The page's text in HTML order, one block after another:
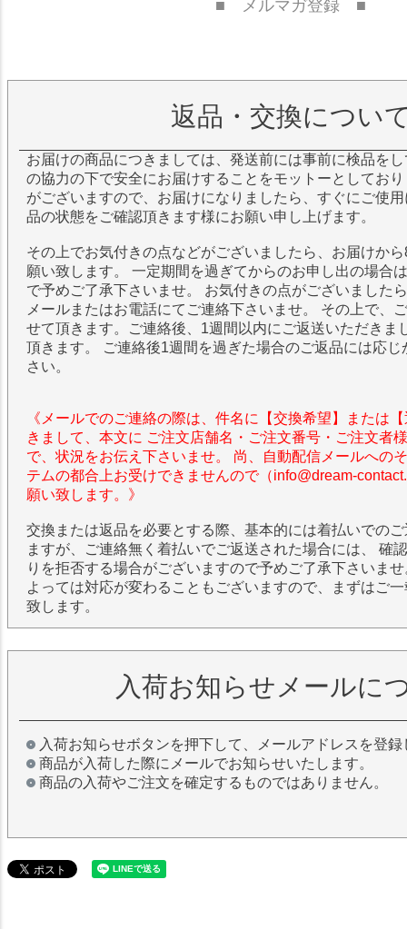
■ メルマガ登録 ■
返品・交換につい
お届けの商品につきましては、発送前には事前に検品を
の協力の下で安全にお届けすることをモットーとしてお
がございますので、お届けになりましたら、すぐにご使
品の状態をご確認頂きます様にお願い申し上げます。
その上でお気付きの点などがございましたら、お届けか
願い致します。 一定期間を過ぎてからのお申し出の場合
で予めご了承下さいませ。 お気付きの点がございました
メールまたはお電話にてご連絡下さいませ。 その上で、
せて頂きます。ご連絡後、1週間以内にご返送いただきま
頂きます。 ご連絡後1週間を過ぎた場合のご返品には応
さい。
《メールでのご連絡の際は、件名に【交換希望】または
きまして、本文に ご注文店舗名・ご注文番号・ご注文者
で、状況をお伝え下さいませ。 尚、自動配信メールへの
テムの都合上お受けできませんので（info@dream-
願い致します。》
交換または返品を必要とする際、基本的には着払いでの
ますが、ご連絡無く着払いでご返送された場合には、 確
りを拒否する場合がございますので予めご了承下さいま
よっては対応が変わることもございますので、まずはご
致します。
入荷お知らせメールに
入荷お知らせボタンを押下して、メールアドレスを登
商品が入荷した際にメールでお知らせいたします。
商品の入荷やご注文を確定するものではありません。